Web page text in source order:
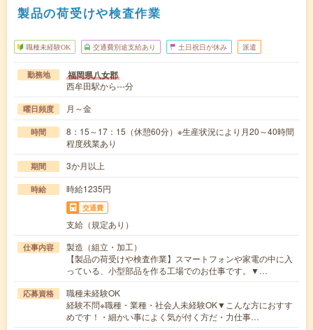
製品の荷受けや検査作業
職種未経験OK 交通費別途支給あり 土日祝日が休み 派遣
勤務地 福岡県八女郡
西牟田駅から---分
曜日頻度 月～金
時間
8：15～17：15（休憩60分）※生産状況により月20～40時間
程度残業あり
期間 3か月以上
時給 時給1235円
交通費
支給（規定あり）
仕事内容
製造（組立・加工）
【製品の荷受けや検査作業】スマートフォンや家電の中に入
っている、小型部品を作る工場でのお仕事です。▼…
応募資格
職種未経験OK
経験不問※職種・業種・社会人未経験OK▼こんな方におすす
めです！・細かい事によく気が付く方だ・力仕事…